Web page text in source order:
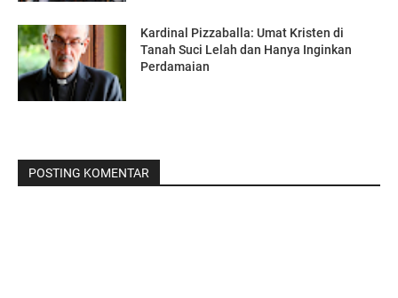
Kardinal Pizzaballa: Umat Kristen di
Tanah Suci Lelah dan Hanya Inginkan
Perdamaian
POSTING KOMENTAR